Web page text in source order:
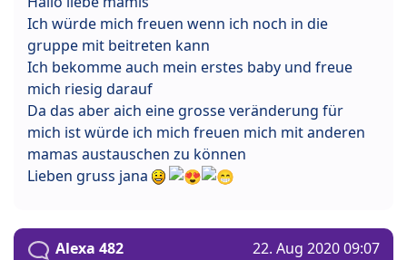
Ich würde mich freuen wenn ich noch in die
gruppe mit beitreten kann
Ich bekomme auch mein erstes baby und freue
mich riesig darauf
Da das aber aich eine grosse veränderung für
mich ist würde ich mich freuen mich mit anderen
mamas austauschen zu können
Lieben gruss jana
Alexa 482 22. Aug 2020 09:07